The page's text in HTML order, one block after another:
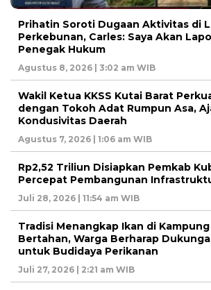
Prihatin Soroti Dugaan Aktivitas di
Perkebunan, Carles: Saya Akan
Penegak Hukum
Agustus 8, 2026 | 3:02 am WIB
Wakil Ketua KKSS Kutai Barat
dengan Tokoh Adat Rumpun Asa,
Kondusivitas Daerah
Agustus 7, 2026 | 1:06 am WIB
Rp2,52 Triliun Disiapkan Pemkab
Percepat Pembangunan
Juli 28, 2026 | 11:54 am WIB
Tradisi Menangkap Ikan di
Bertahan, Warga Berharap
untuk Budidaya Perikanan
Juli 27, 2026 | 2:21 am WIB